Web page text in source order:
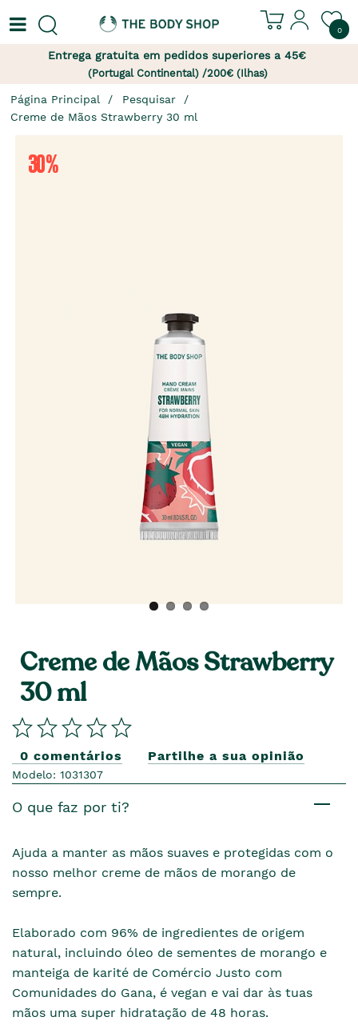
0
Entrega gratuita em pedidos superiores a 45€
(Portugal Continental) /200€ (Ilhas)
Página Principal
Pesquisar
Creme de Mãos Strawberry 30 ml
Creme de Mãos Strawberry
30 ml
0 comentários Partilhe a sua opinião
Modelo: 1031307
O que faz por ti?
Ajuda a manter as mãos suaves e protegidas com o
nosso melhor creme de mãos de morango de
sempre.
Elaborado com 96% de ingredientes de origem
natural, incluindo óleo de sementes de morango e
manteiga de karité de Comércio Justo com
Comunidades do Gana, é vegan e vai dar às tuas
mãos uma super hidratação de 48 horas.